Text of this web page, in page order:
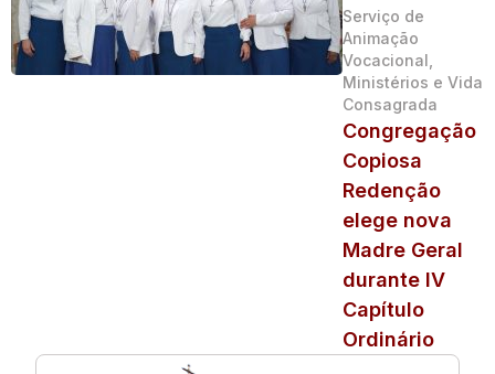
Serviço de
Animação
Vocacional,
Ministérios e Vida
Consagrada
Congregação
Copiosa
Redenção
elege nova
Madre Geral
durante IV
Capítulo
Ordinário